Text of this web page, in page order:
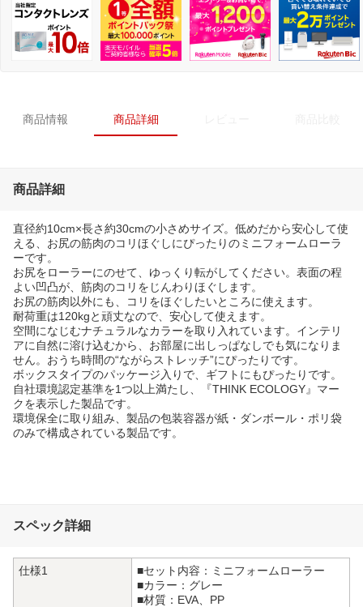
商品情報 商品詳細
商品詳細
直径約10cm×長さ約30cmの小さめサイズ。低めだから安心して使
える、お尻の筋肉のコリほぐしにぴったりのミニフォームローラ
ーです。
お尻をローラーにのせて、ゆっくり転がしてください。表面の程
よい凹凸が、筋肉のコリをじんわりほぐします。
お尻の筋肉以外にも、コリをほぐしたいところに使えます。
耐荷重は120kgと頑丈なので、安心して使えます。
空間になじむナチュラルなカラーを取り入れています。インテリ
アに自然に溶け込むから、お部屋に出しっぱなしでも気になりま
せん。おうち時間の“ながらストレッチ”にぴったりです。
ボックスタイプのパッケージ入りで、ギフトにもぴったりです。
自社環境認定基準を1つ以上満たし、『THINK ECOLOGY』マー
クを表示した製品です。
環境保全に取り組み、製品の包装容器が紙・ダンボール・ポリ袋
のみで構成されている製品です。
スペック詳細
仕様1
■セット内容：ミニフォームローラー
■カラー：グレー
■材質：EVA、PP